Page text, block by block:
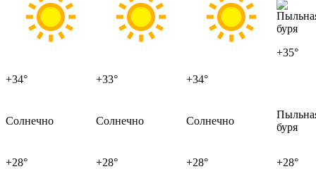
+34° +33° +34°
+35°
Солнечно Солнечно Солнечно
буря
+28° +28° +28° +28°